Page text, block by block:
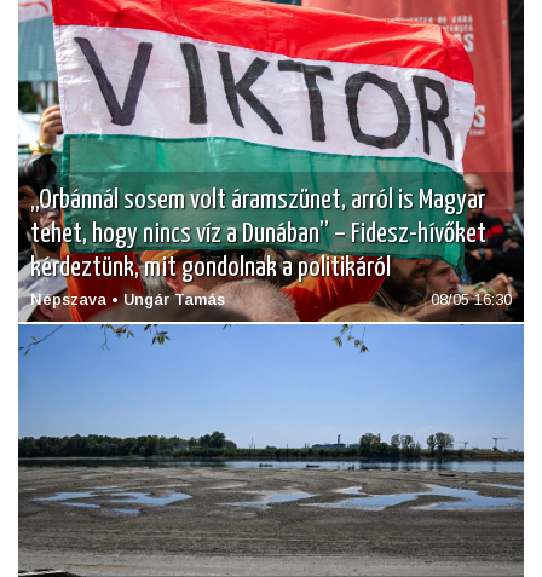
„Orbánnál sosem volt áramszünet, arról is Magyar
tehet, hogy nincs víz a Dunában” – Fidesz-hívőket
kérdeztünk, mit gondolnak a politikáról
Népszava • Ungár Tamás 08/05 16:30